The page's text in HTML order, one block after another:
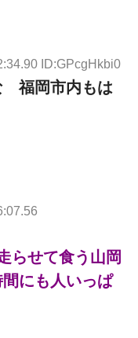
ID:GPcgHkbi0
福岡市内もは
らせて食う山岡
にも人いっぱ